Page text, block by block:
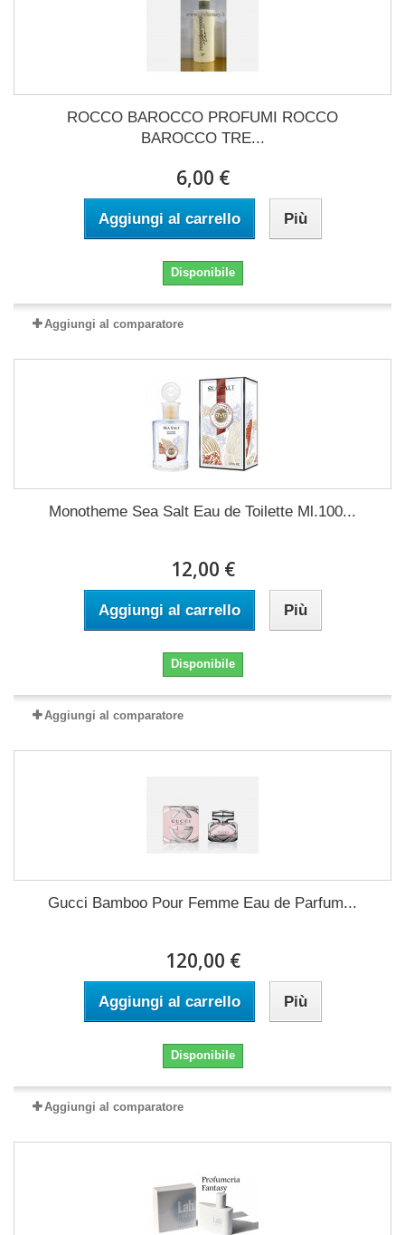
ROCCO BAROCCO PROFUMI ROCCO
BAROCCO TRE...
6,00 €
Aggiungi al carrello Più
Disponibile
Aggiungi al comparatore
Monotheme Sea Salt Eau de Toilette Ml.100...
12,00 €
Aggiungi al carrello Più
Disponibile
Aggiungi al comparatore
Gucci Bamboo Pour Femme Eau de Parfum...
120,00 €
Aggiungi al carrello Più
Disponibile
Aggiungi al comparatore